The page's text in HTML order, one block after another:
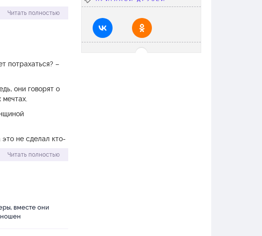
этого всё никак
– «к случаю» –
надо было
что мы
Читать полностью
потрахаться? –
они говорят о
это не сделал кто-
даже милыми
Читать полностью
вместе они